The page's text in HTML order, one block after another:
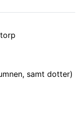
samt dotter)